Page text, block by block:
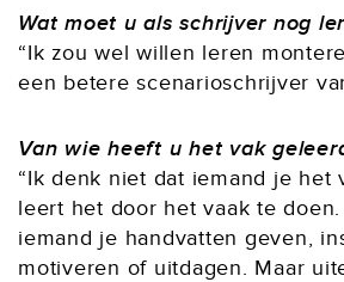
Wat moet u als schrijver nog
“Ik zou wel willen leren
een betere scenarioschrijver
Van wie heeft u het vak
“Ik denk niet dat iemand je het
leert het door het vaak te
iemand je handvatten geven,
motiveren of uitdagen. Maar